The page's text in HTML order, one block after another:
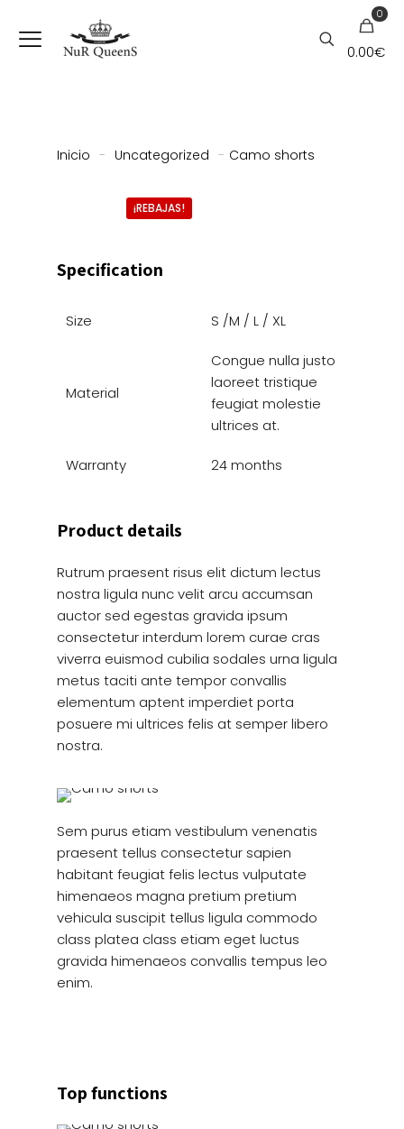
0
0.00€
Inicio - Uncategorized - Camo shorts
¡REBAJAS!
Specification
Size S /M / L / XL
Material
Congue nulla justo
laoreet tristique
feugiat molestie
ultrices at.
Warranty 24 months
Product details
Rutrum praesent risus elit dictum lectus
nostra ligula nunc velit arcu accumsan
auctor sed egestas gravida ipsum
consectetur interdum lorem curae cras
viverra euismod cubilia sodales urna ligula
metus taciti ante tempor convallis
elementum aptent imperdiet porta
posuere mi ultrices felis at semper libero
nostra.
Sem purus etiam vestibulum venenatis
praesent tellus consectetur sapien
habitant feugiat felis lectus vulputate
himenaeos magna pretium pretium
vehicula suscipit tellus ligula commodo
class platea class etiam eget luctus
gravida himenaeos convallis tempus leo
enim.
Top functions